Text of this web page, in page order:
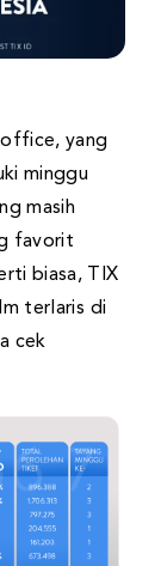
yang
minggu
masih
favorit
biasa, TIX
terlaris di
cek